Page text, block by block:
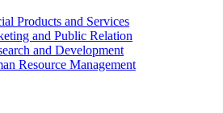
Products and Services
and Public Relation
and Development
Resource Management